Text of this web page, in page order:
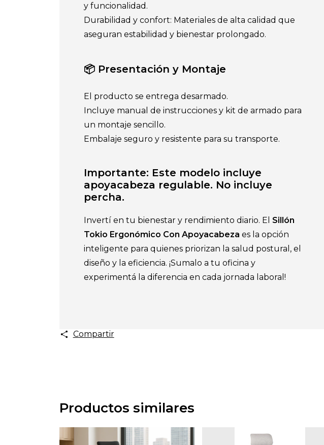
y funcionalidad.
Durabilidad y confort: Materiales de alta calidad que
aseguran estabilidad y bienestar prolongado.
📦 Presentación y Montaje
El producto se entrega desarmado.
Incluye manual de instrucciones y kit de armado para
un montaje sencillo.
Embalaje seguro y resistente para su transporte.
Importante: Este modelo incluye
apoyacabeza regulable. No incluye
percha.
Invertí en tu bienestar y rendimiento diario. El Sillón
Tokio Ergonómico Con Apoyacabeza es la opción
inteligente para quienes priorizan la salud postural, el
diseño y la eficiencia. ¡Sumalo a tu oficina y
experimentá la diferencia en cada jornada laboral!
Compartir
Productos similares